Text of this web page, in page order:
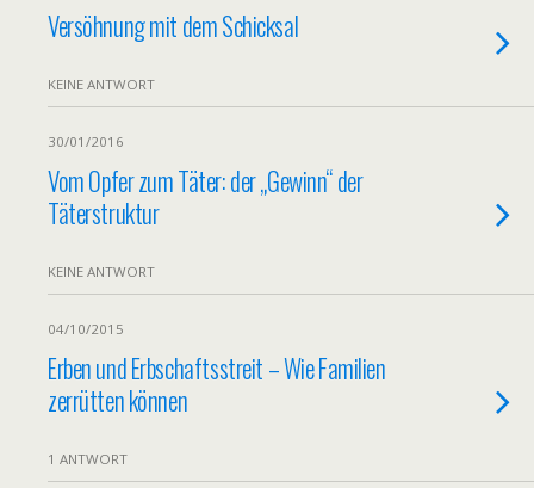
Versöhnung mit dem Schicksal
KEINE ANTWORT
30/01/2016
Vom Opfer zum Täter: der „Gewinn“ der
Täterstruktur
KEINE ANTWORT
04/10/2015
Erben und Erbschaftsstreit – Wie Familien
zerrütten können
1 ANTWORT